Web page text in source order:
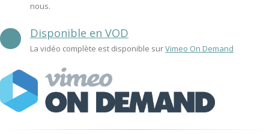
nous.
Disponible en VOD
La vidéo complète est disponible surVimeo On Demand